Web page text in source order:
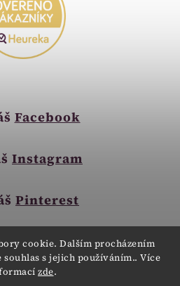
cookie. Dalším procházením
s jejich používáním.. Více
zde.
Facebook
Instagram
Pinterest
© 2023